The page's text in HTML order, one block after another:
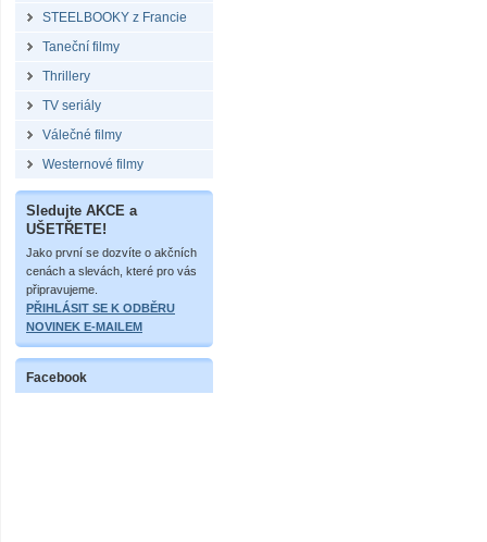
STEELBOOKY z Francie
Taneční filmy
Thrillery
TV seriály
Válečné filmy
Westernové filmy
Sledujte AKCE a
UŠETŘETE!
Jako první se dozvíte o akčních
cenách a slevách, které pro vás
připravujeme.
PŘIHLÁSIT SE K ODBĚRU
NOVINEK E-MAILEM
Facebook